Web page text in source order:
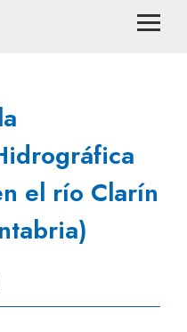
el río Clarín